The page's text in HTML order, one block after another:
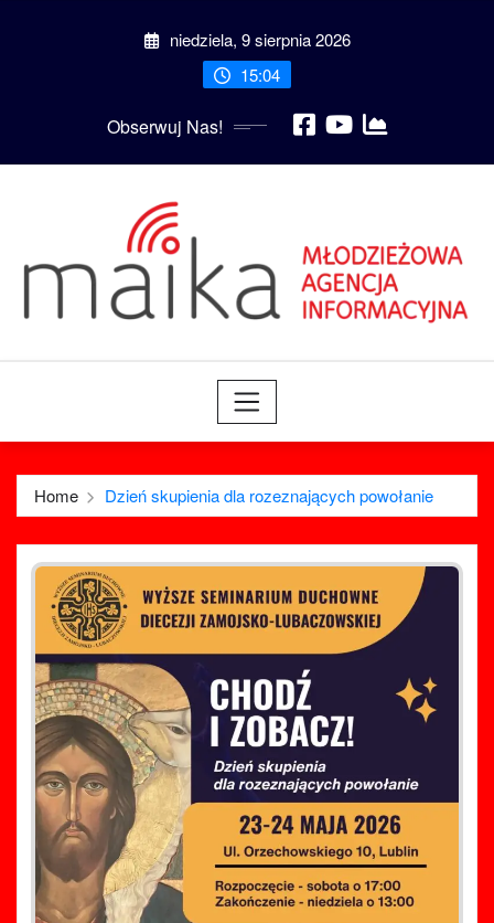
niedziela, 9 sierpnia 2026
15:04
Obserwuj Nas!
Home Dzień skupienia dla rozeznających powołanie